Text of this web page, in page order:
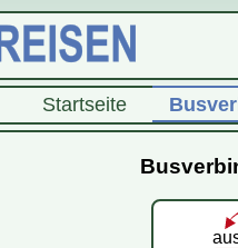
Startseite